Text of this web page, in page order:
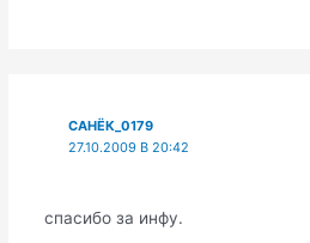
САНЁК_0179
27.10.2009 В 20:42
спасибо за инфу.